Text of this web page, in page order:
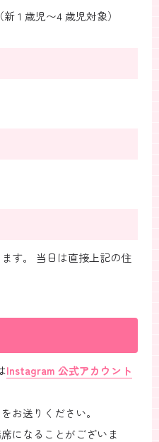
1 歳児〜4 歳児対象）
す。 当日は直接上記の住
Instagram 公式アカウント
お送りください。
になることがございま